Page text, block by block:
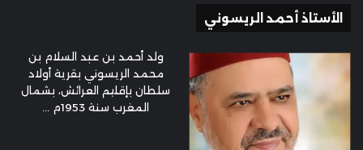
الأستاذ أحمد الريسوني
ولد أحمد بن عبد السلام بن
محمد الريسوني بقرية أولاد
سلطان بإقليم العرائش، بشمال
المغرب سنة 1953م ...